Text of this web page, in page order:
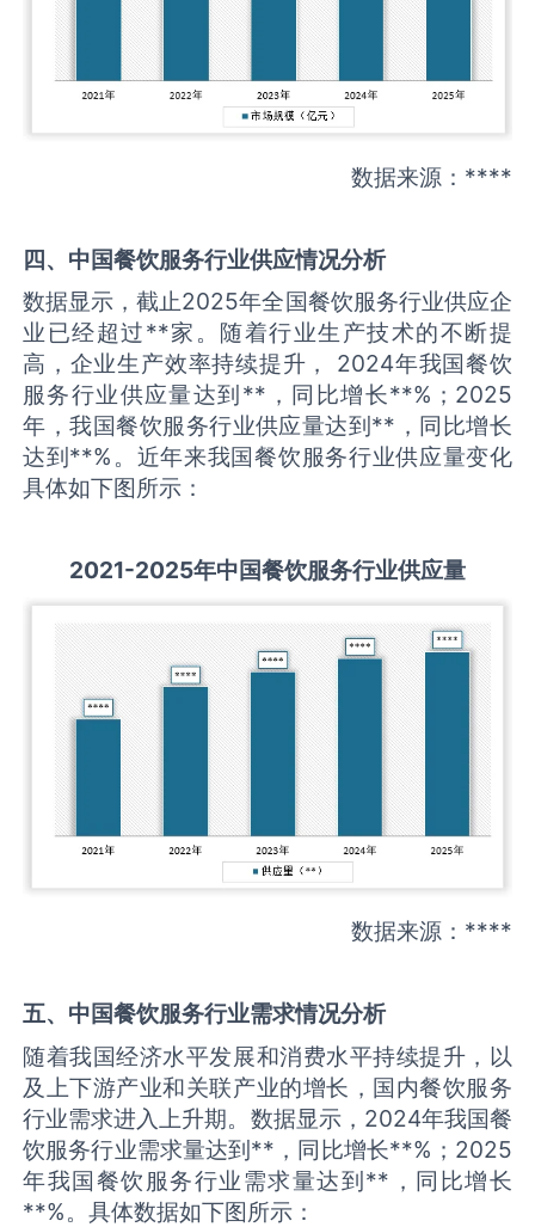
数据来源：****
四、中国餐饮服务行业供应情况分析
数据显示，截止2025年全国餐饮服务行业供应企
业已经超过**家。随着行业生产技术的不断提
高，企业生产效率持续提升， 2024年我国餐饮
服务行业供应量达到**，同比增长**%；2025
年，我国餐饮服务行业供应量达到**，同比增长
达到**%。近年来我国餐饮服务行业供应量变化
具体如下图所示：
2021-2025年中国餐饮服务行业供应量
数据来源：****
五、中国餐饮服务行业需求情况分析
随着我国经济水平发展和消费水平持续提升，以
及上下游产业和关联产业的增长，国内餐饮服务
行业需求进入上升期。数据显示，2024年我国餐
饮服务行业需求量达到**，同比增长**%；2025
年我国餐饮服务行业需求量达到**，同比增长
**%。具体数据如下图所示：